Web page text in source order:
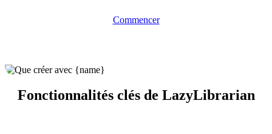
Commencer
Fonctionnalités clés de LazyLibrarian